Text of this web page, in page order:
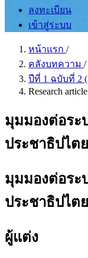
ลงทะเบียน
เข้าสู่ระบบ
หน้าแรก /
คลังบทความ /
ปีที่ 1 ฉบับที่ 2
Research article
มุมมองต่อระ
ประชาธิปไต
มุมมองต่อระ
ประชาธิปไต
ผู้แต่ง